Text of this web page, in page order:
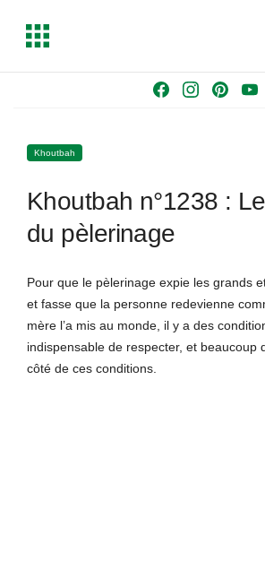
o
k
g
Y
b
T
g
e
Khoutbah
Khoutbah n°1238 :
du pèlerinage
Pour que le pèlerinage expie les grands
et fasse que la personne redevienne
mère l’a mis au monde, il y a des
indispensable de respecter, et beaucoup
côté de ces conditions.